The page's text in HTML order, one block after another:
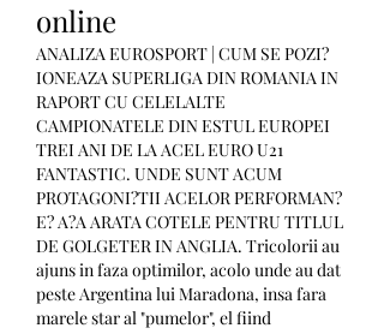
online
ANALIZA EUROSPORT | CUM SE POZI?
IONEAZA SUPERLIGA DIN ROMANIA IN
RAPORT CU CELELALTE
CAMPIONATELE DIN ESTUL EUROPEI
TREI ANI DE LA ACEL EURO U21
FANTASTIC. UNDE SUNT ACUM
PROTAGONI?TII ACELOR PERFORMAN?
E? A?A ARATA COTELE PENTRU TITLUL
DE GOLGETER IN ANGLIA. Tricolorii au
ajuns in faza optimilor, acolo unde au dat
peste Argentina lui Maradona, insa fara
marele star al "pumelor", el fiind